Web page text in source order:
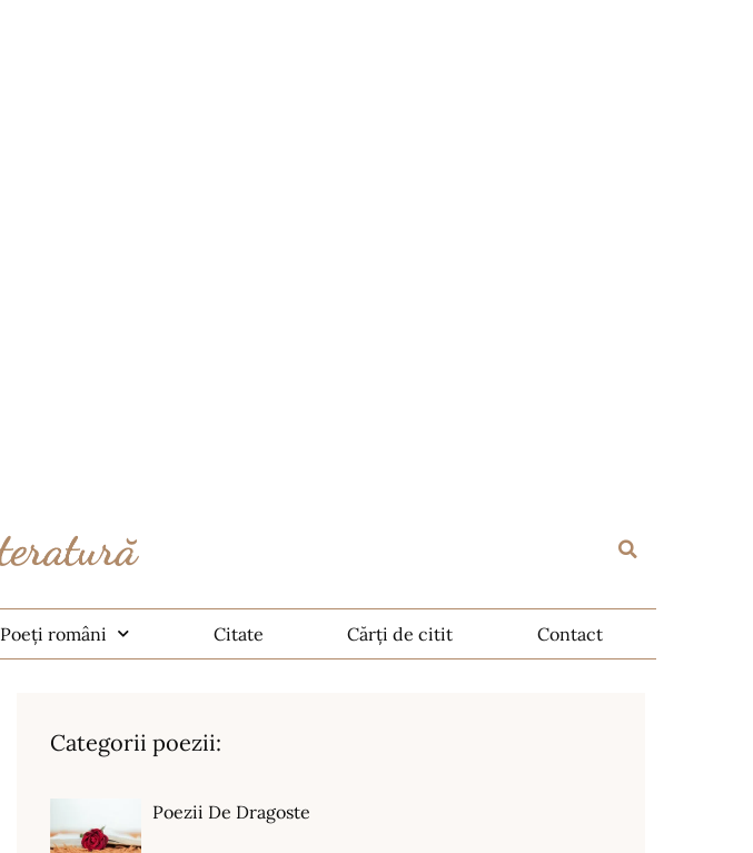
Poeți români Citate Cărți de citit Contact
Categorii poezii:
Poezii De Dragoste